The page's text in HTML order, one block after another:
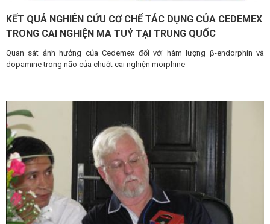
KẾT QUẢ NGHIÊN CỨU CƠ CHẾ TÁC DỤNG CỦA CEDEMEX
TRONG CAI NGHIỆN MA TUÝ TẠI TRUNG QUỐC
Quan sát ảnh hưởng của Cedemex đối với hàm lượng β-endorphin và
dopamine trong não của chuột cai nghiện morphine